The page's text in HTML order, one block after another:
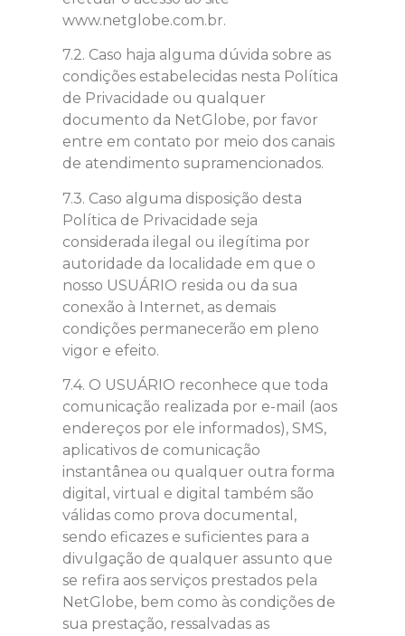
www.netglobe.com.br.
7.2. Caso haja alguma dúvida sobre as
condições estabelecidas nesta Política
de Privacidade ou qualquer
documento da NetGlobe, por favor
entre em contato por meio dos canais
de atendimento supramencionados.
7.3. Caso alguma disposição desta
Política de Privacidade seja
considerada ilegal ou ilegítima por
autoridade da localidade em que o
nosso USUÁRIO resida ou da sua
conexão à Internet, as demais
condições permanecerão em pleno
vigor e efeito.
7.4. O USUÁRIO reconhece que toda
comunicação realizada por e-mail (aos
endereços por ele informados), SMS,
aplicativos de comunicação
instantânea ou qualquer outra forma
digital, virtual e digital também são
válidas como prova documental,
sendo eficazes e suficientes para a
divulgação de qualquer assunto que
se refira aos serviços prestados pela
NetGlobe, bem como às condições de
sua prestação, ressalvadas as